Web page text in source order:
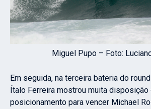
Miguel Pupo – Foto:
Em seguida, na terceira bateria do
Ítalo Ferreira mostrou muita disposição
posicionamento para vencer Michael